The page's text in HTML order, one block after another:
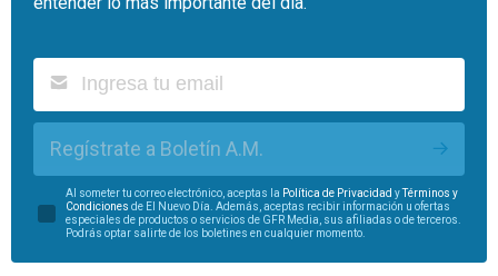
Regístrate a Boletín A.M.
Al someter tu correo electrónico, aceptas la Política de Privacidad yTérminos y
Condiciones de El Nuevo Día. Además, aceptas recibir información u ofertas
especiales de productos o servicios de GFR Media, sus afiliadas o de terceros.
Podrás optar salirte de los boletines en cualquier momento.